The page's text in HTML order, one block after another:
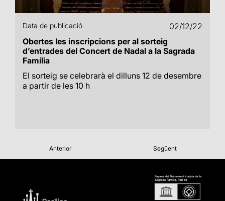
Data de publicació
02/12/22
Obertes les inscripcions per al sorteig
d’entrades del Concert de Nadal a la Sagrada
Família
El sorteig se celebrarà el dilluns 12 de desembre
a partir de les 10 h
Anterior Següent